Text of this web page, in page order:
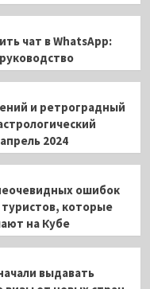
чат в WhatsApp:
и ретроградный
2024
ошибок
туристов, которые
на Кубе
выдавать